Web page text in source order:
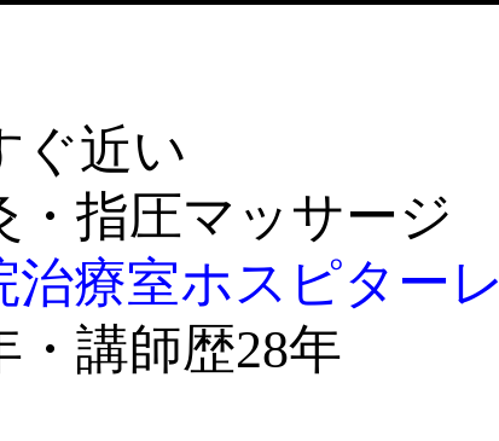
ぐ近い
・指圧マッサージ
治療室ホスピターレ
講師歴28年